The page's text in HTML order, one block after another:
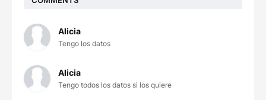
Alicia
Tengo los datos
Alicia
Tengo todos los datos si los quiere